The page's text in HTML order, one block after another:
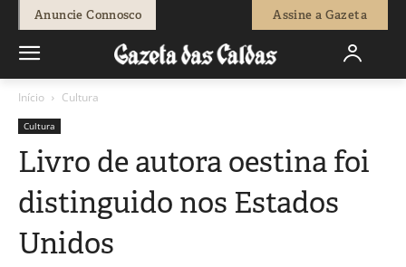
Anuncie Connosco Assine a Gazeta
Início Cultura
Cultura
Livro de autora oestina foi
distinguido nos Estados
Unidos